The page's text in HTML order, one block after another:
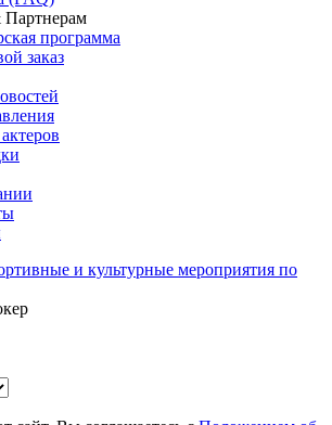
программа
заказ
и культурные мероприятия по